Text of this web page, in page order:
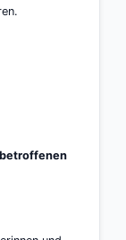
betroffenen